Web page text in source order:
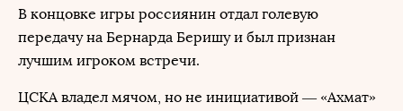
В концовке игры россиянин отдал голевую
передачу на Бернарда Беришу и был признан
лучшим игроком встречи.
ЦСКА владел мячом, но не инициативой — «Ахмат»